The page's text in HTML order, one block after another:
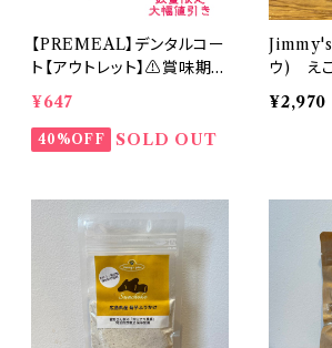
【PREMEAL】デンタルコー
ト【アウトレット】⚠️賞味期
限 2025/12/24⚠️
¥647
40%OFF SOLD OUT
ウ) え
ダー
¥2,970